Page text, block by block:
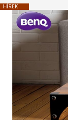
HÍREK